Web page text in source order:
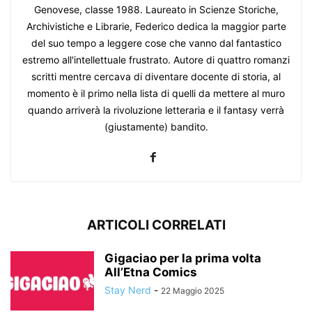
Genovese, classe 1988. Laureato in Scienze Storiche,
Archivistiche e Librarie, Federico dedica la maggior parte
del suo tempo a leggere cose che vanno dal fantastico
estremo all'intellettuale frustrato. Autore di quattro romanzi
scritti mentre cercava di diventare docente di storia, al
momento è il primo nella lista di quelli da mettere al muro
quando arriverà la rivoluzione letteraria e il fantasy verrà
(giustamente) bandito.
ARTICOLI CORRELATI
Gigaciao per la prima volta
All’Etna Comics
Stay Nerd - 22 Maggio 2025